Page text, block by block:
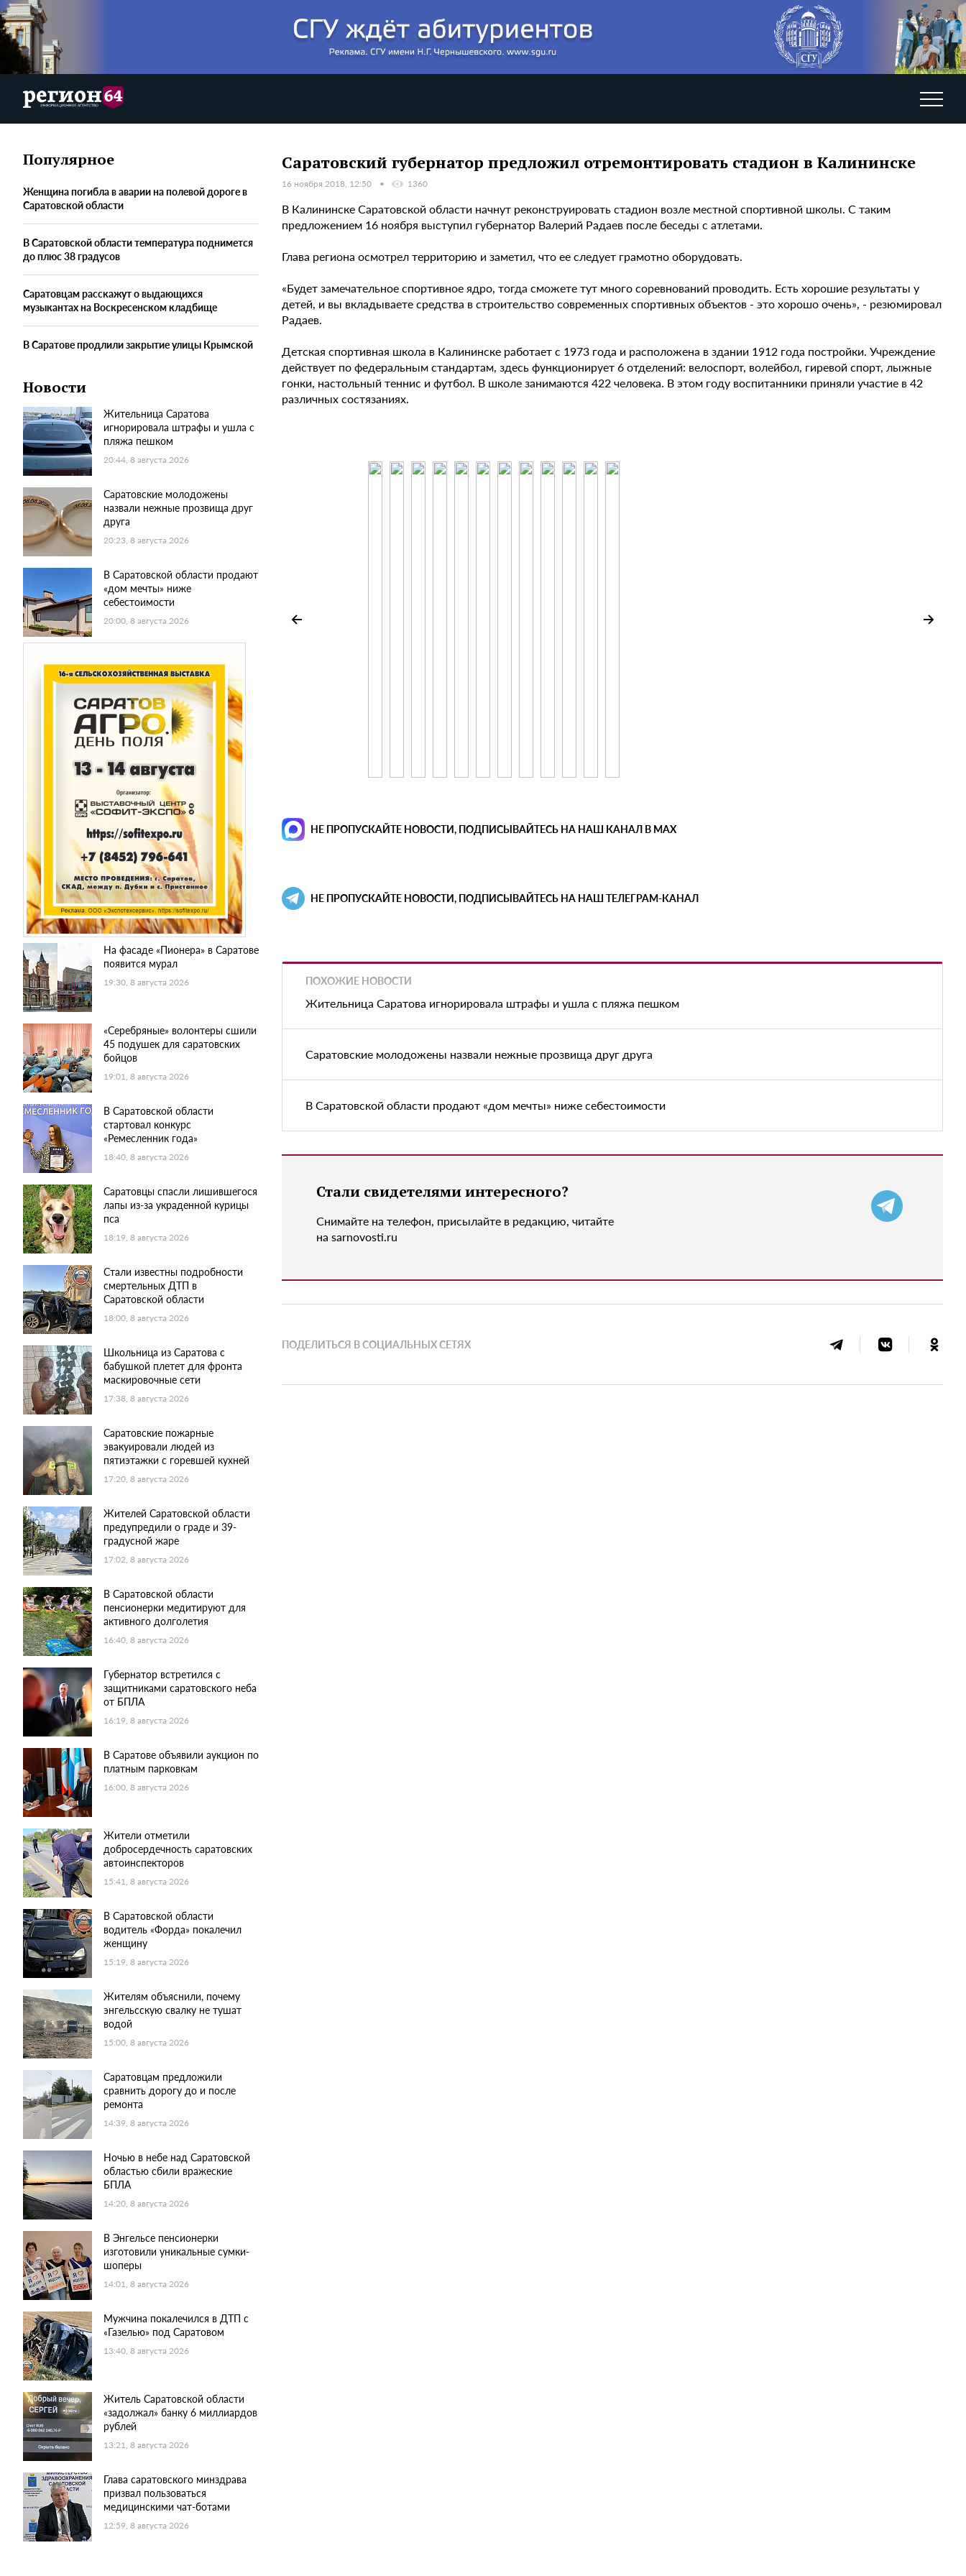
Популярное
Женщина погибла в аварии на полевой дороге в
Саратовской области
В Саратовской области температура поднимется
до плюс 38 градусов
Саратовцам расскажут о выдающихся
музыкантах на Воскресенском кладбище
В Саратове продлили закрытие улицы Крымской
Новости
Жительница Саратова
игнорировала штрафы и ушла с
пляжа пешком
20:44, 8 августа 2026
Саратовские молодожены
назвали нежные прозвища друг
друга
20:23, 8 августа 2026
В Саратовской области продают
«дом мечты» ниже
себестоимости
20:00, 8 августа 2026
На фасаде «Пионера» в Саратове
появится мурал
19:30, 8 августа 2026
«Серебряные» волонтеры сшили
45 подушек для саратовских
бойцов
19:01, 8 августа 2026
В Саратовской области
стартовал конкурс
«Ремесленник года»
18:40, 8 августа 2026
Саратовцы спасли лишившегося
лапы из-за украденной курицы
пса
18:19, 8 августа 2026
Стали известны подробности
смертельных ДТП в
Саратовской области
18:00, 8 августа 2026
Школьница из Саратова с
бабушкой плетет для фронта
маскировочные сети
17:38, 8 августа 2026
Саратовские пожарные
эвакуировали людей из
пятиэтажки с горевшей кухней
17:20, 8 августа 2026
Жителей Саратовской области
предупредили о граде и 39-
градусной жаре
17:02, 8 августа 2026
В Саратовской области
пенсионерки медитируют для
активного долголетия
16:40, 8 августа 2026
Губернатор встретился с
защитниками саратовского неба
от БПЛА
16:19, 8 августа 2026
В Саратове объявили аукцион по
платным парковкам
16:00, 8 августа 2026
Жители отметили
добросердечность саратовских
автоинспекторов
15:41, 8 августа 2026
В Саратовской области
водитель «Форда» покалечил
женщину
15:19, 8 августа 2026
Жителям объяснили, почему
энгельсскую свалку не тушат
водой
15:00, 8 августа 2026
Саратовцам предложили
сравнить дорогу до и после
ремонта
14:39, 8 августа 2026
Ночью в небе над Саратовской
областью сбили вражеские
БПЛА
14:20, 8 августа 2026
В Энгельсе пенсионерки
изготовили уникальные сумки-
шоперы
14:01, 8 августа 2026
Мужчина покалечился в ДТП с
«Газелью» под Саратовом
13:40, 8 августа 2026
Житель Саратовской области
«задолжал» банку 6 миллиардов
рублей
13:21, 8 августа 2026
Глава саратовского минздрава
призвал пользоваться
медицинскими чат-ботами
12:59, 8 августа 2026
Саратовский губернатор предложил отремонтировать стадион в Калининске
16 ноября 2018, 12:50 1360
В Калининске Саратовской области начнут реконструировать стадион возле местной спортивной школы. С таким
предложением 16 ноября выступил губернатор Валерий Радаев после беседы с атлетами.
Глава региона осмотрел территорию и заметил, что ее следует грамотно оборудовать.
«Будет замечательное спортивное ядро, тогда сможете тут много соревнований проводить. Есть хорошие результаты у
детей, и вы вкладываете средства в строительство современных спортивных объектов - это хорошо очень», - резюмировал
Радаев.
Детская спортивная школа в Калининске работает с 1973 года и расположена в здании 1912 года постройки. Учреждение
действует по федеральным стандартам, здесь функционирует 6 отделений: велоспорт, волейбол, гиревой спорт, лыжные
гонки, настольный теннис и футбол. В школе занимаются 422 человека. В этом году воспитанники приняли участие в 42
различных состязаниях.
НЕ ПРОПУСКАЙТЕ НОВОСТИ, ПОДПИСЫВАЙТЕСЬ НА НАШ КАНАЛ В MAX
НЕ ПРОПУСКАЙТЕ НОВОСТИ, ПОДПИСЫВАЙТЕСЬ НА НАШ ТЕЛЕГРАМ-КАНАЛ
ПОХОЖИЕ НОВОСТИ
Жительница Саратова игнорировала штрафы и ушла с пляжа пешком
Саратовские молодожены назвали нежные прозвища друг друга
В Саратовской области продают «дом мечты» ниже себестоимости
Стали свидетелями интересного?
Снимайте на телефон, присылайте в редакцию, читайте
на sarnovosti.ru
ПОДЕЛИТЬСЯ В СОЦИАЛЬНЫХ СЕТЯХ